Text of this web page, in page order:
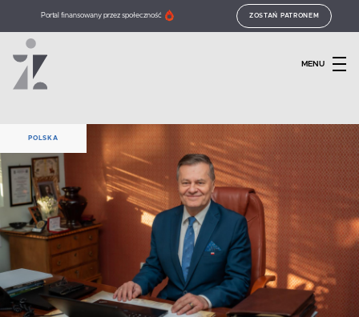
Portal finansowany przez społeczność ZOSTAŃ PATRONEM
MENU
POLSKA